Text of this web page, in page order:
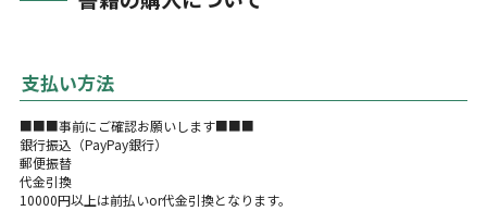
支払い方法
■■■事前にご確認お願いします■■■
銀行振込（PayPay銀行）
郵便振替
代金引換
10000円以上は前払いor代金引換となります。